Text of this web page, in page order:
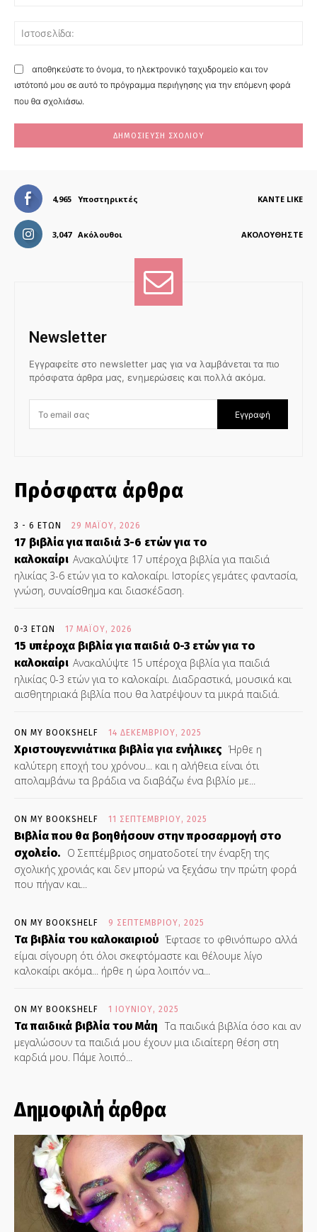
αποθηκεύστε το όνομα, το ηλεκτρονικό ταχυδρομείο και τον
ιστότοπό μου σε αυτό το πρόγραμμα περιήγησης για την επόμενη φορά
που θα σχολιάσω.
4,965 Υποστηρικτές ΚΆΝΤΕ LIKE
3,047 Ακόλουθοι ΑΚΟΛΟΥΘΉΣΤΕ
Newsletter
Εγγραφείτε στο newsletter μας για να λαμβάνεται τα πιο
πρόσφατα άρθρα μας, ενημερώσεις και πολλά ακόμα.
Εγγραφή
Πρόσφατα άρθρα
3 - 6 ΕΤΏΝ 29 ΜΑΪ́ΟΥ, 2026
17 βιβλία για παιδιά 3-6 ετών για το
καλοκαίρι Ανακαλύψτε 17 υπέροχα βιβλία για παιδιά
ηλικίας 3-6 ετών για το καλοκαίρι. Ιστορίες γεμάτες φαντασία,
γνώση, συναίσθημα και διασκέδαση.
0-3 ΕΤΏΝ 17 ΜΑΪ́ΟΥ, 2026
15 υπέροχα βιβλία για παιδιά 0-3 ετών για το
καλοκαίρι Ανακαλύψτε 15 υπέροχα βιβλία για παιδιά
ηλικίας 0-3 ετών για το καλοκαίρι. Διαδραστικά, μουσικά και
αισθητηριακά βιβλία που θα λατρέψουν τα μικρά παιδιά.
ON MY BOOKSHELF 14 ΔΕΚΕΜΒΡΊΟΥ, 2025
Χριστουγεννιάτικα βιβλία για ενήλικες Ήρθε η
καλύτερη εποχή του χρόνου... και η αλήθεια είναι ότι
απολαμβάνω τα βράδια να διαβάζω ένα βιβλίο με...
ON MY BOOKSHELF 11 ΣΕΠΤΕΜΒΡΊΟΥ, 2025
Βιβλία που θα βοηθήσουν στην προσαρμογή στο
σχολείο. Ο Σεπτέμβριος σηματοδοτεί την έναρξη της
σχολικής χρονιάς και δεν μπορώ να ξεχάσω την πρώτη φορά
που πήγαν και...
ON MY BOOKSHELF 9 ΣΕΠΤΕΜΒΡΊΟΥ, 2025
Τα βιβλία του καλοκαιριού Έφτασε το φθινόπωρο αλλά
είμαι σίγουρη ότι όλοι σκεφτόμαστε και θέλουμε λίγο
καλοκαίρι ακόμα... ήρθε η ώρα λοιπόν να...
ON MY BOOKSHELF 1 ΙΟΥΝΊΟΥ, 2025
Τα παιδικά βιβλία του Μάη Τα παιδικά βιβλία όσο και αν
μεγαλώσουν τα παιδιά μου έχουν μια ιδιαίτερη θέση στη
καρδιά μου. Πάμε λοιπό...
Δημοφιλή άρθρα